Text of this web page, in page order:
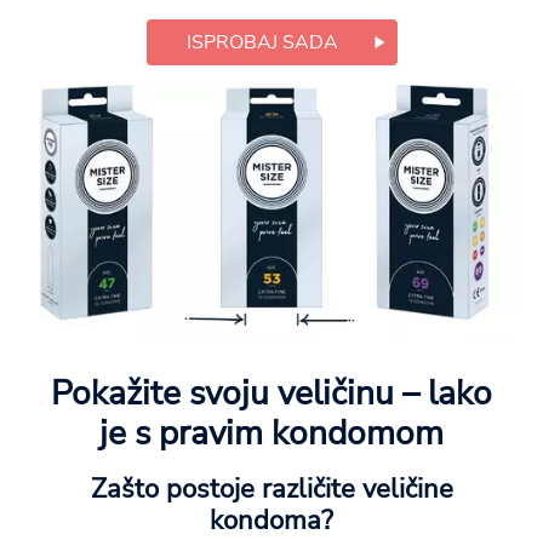
ISPROBAJ SADA
Pokažite svoju veličinu – lako
je s pravim kondomom
Zašto postoje različite veličine
kondoma?